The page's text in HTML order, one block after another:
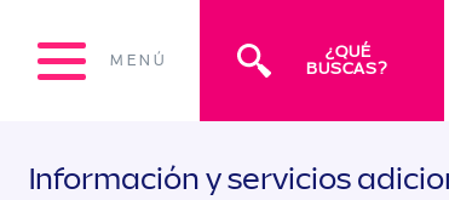
MENÚ
¿QUÉ
BUSCAS?
Información y servicios